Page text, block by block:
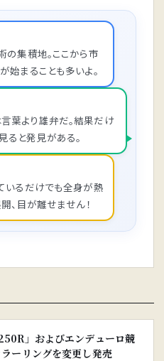
の集積地。ここから市
始まることも多いよ。
葉より雄弁だ。結果だけ
ると発見がある。
いるだけでも全身が熱
、目が離せません！
」およびエンデューロ競
ーリングを変更し発売